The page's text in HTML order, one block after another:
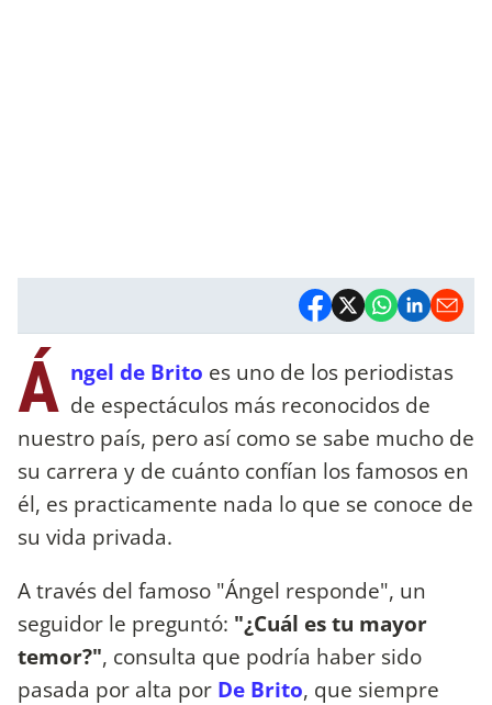
Á ngel de Brito es uno de los periodistas
de espectáculos más reconocidos de
nuestro país, pero así como se sabe mucho de
su carrera y de cuánto confían los famosos en
él, es practicamente nada lo que se conoce de
su vida privada.
A través del famoso "Ángel responde", un
seguidor le preguntó: "¿Cuál es tu mayor
temor?", consulta que podría haber sido
pasada por alta por De Brito, que siempre